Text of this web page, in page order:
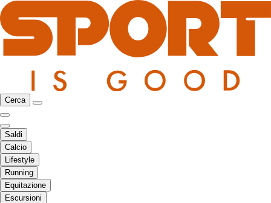
Cerca
Saldi
Calcio
Lifestyle
Running
Equitazione
Escursioni